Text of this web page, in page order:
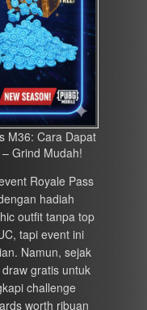
M36: Cara Dapat
Grind Mudah!
Royale Pass
hadiah
outfit tanpa top
tapi event ini
Namun, sejak
gratis untuk
challenge
worth ribuan